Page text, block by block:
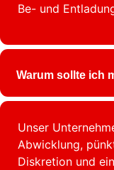
Be- und
Warum sollte ich
Unser
Abwicklung,
Diskretion und